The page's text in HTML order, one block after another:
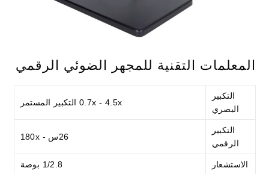
المعلمات التقنية للمجهر الضوئي الرقمي
التكبير
البصري
0.7x - 4.5x التكبير المستمر
التكبير
الرقمي
26س - 180x
الاستشعار 1/2.8 بوصة